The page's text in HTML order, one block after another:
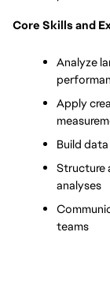
Core Skills and
Analyze
Apply
Build
Structure
analyses
teams